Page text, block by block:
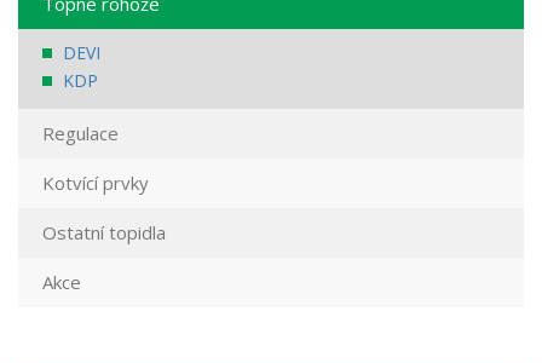
DEVI
KDP
Regulace
Kotvící prvky
Ostatní topidla
Akce